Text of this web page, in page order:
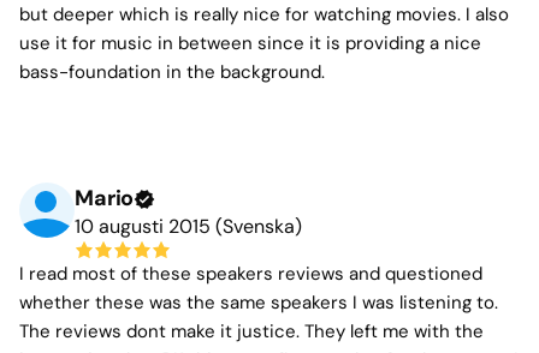
but deeper which is really nice for watching movies. I also
use it for music in between since it is providing a nice
bass-foundation in the background.
Mario
10 augusti 2015 (Svenska)
I read most of these speakers reviews and questioned
whether these was the same speakers I was listening to.
The reviews dont make it justice. They left me with the